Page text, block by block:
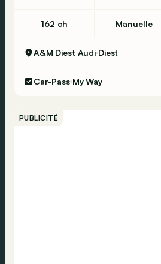
162 ch Manuelle
A&M Diest Audi Diest
Car-Pass My Way
PUBLICITÉ